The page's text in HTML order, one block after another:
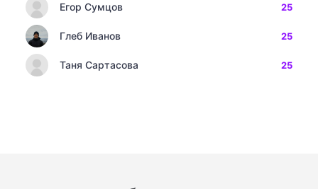
Егор Сумцов 25
Глеб Иванов 25
Таня Сартасова 25